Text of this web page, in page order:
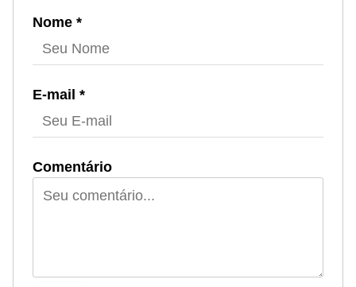
Nome *
E-mail *
Comentário